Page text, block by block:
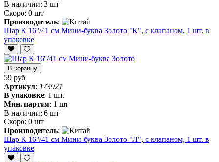
В наличии: 3 шт
Скоро: 0 шт
Производитель:
Шар К 16''/41 см Мини-буква Золото "К", с клапаном, 1 шт. в
упаковке
В корзину
59 руб
Артикул: 173921
В упаковке: 1 шт.
Мин. партия: 1 шт
В наличии: 6 шт
Скоро: 0 шт
Производитель:
Шар К 16''/41 см Мини-буква Золото "Л", с клапаном, 1 шт. в
упаковке